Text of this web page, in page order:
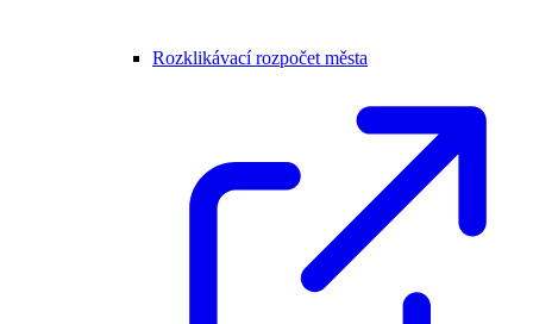
Rozklikávací rozpočet města